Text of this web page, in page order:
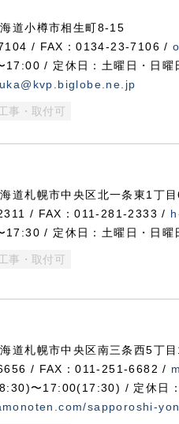
道小樽市相生町8-15
/ FAX：0134-23-7106 /
17:00 / 定休日：土曜日・日曜
事・取付可
札幌市中央区北一条東1丁目
/ FAX：011-281-2333 /
17:30 / 定休日：土曜日・日曜
事・取付可
札幌市中央区南三条西5丁目
/ FAX：011-251-6682 /
〜17:00(17:30) / 定休日
sapporoshi-